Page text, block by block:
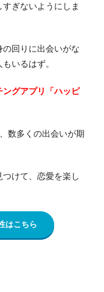
ぎないようにしま
回りに出会いがな
いるはず。
ングアプリ「ハッピ
数多くの出会いが期
けて、恋愛を楽し
はこちら